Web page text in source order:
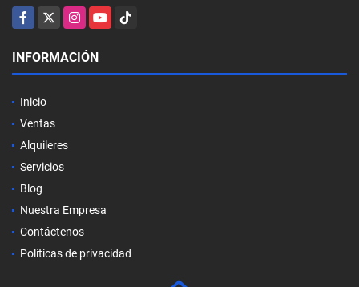
Facebook
X InstagramYouTubeTikTok
INFORMACIÓN
Inicio
Ventas
Alquileres
Servicios
Blog
Nuestra Empresa
Contáctenos
Políticas de privacidad